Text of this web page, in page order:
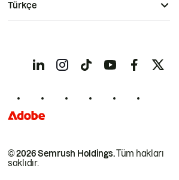
© 2026 Semrush Holdings.Tüm hakları
saklıdır.
Türkçe